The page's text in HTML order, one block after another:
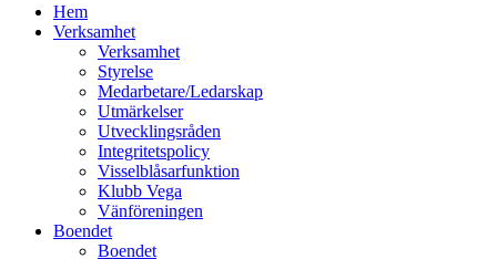
vidare
Hem
Verksamhet
Verksamhet
Styrelse
Medarbetare/Ledarskap
Utmärkelser
Utvecklingsråden
Integritetspolicy
Visselblåsarfunktion
Klubb Vega
Vänföreningen
Boendet
Boendet